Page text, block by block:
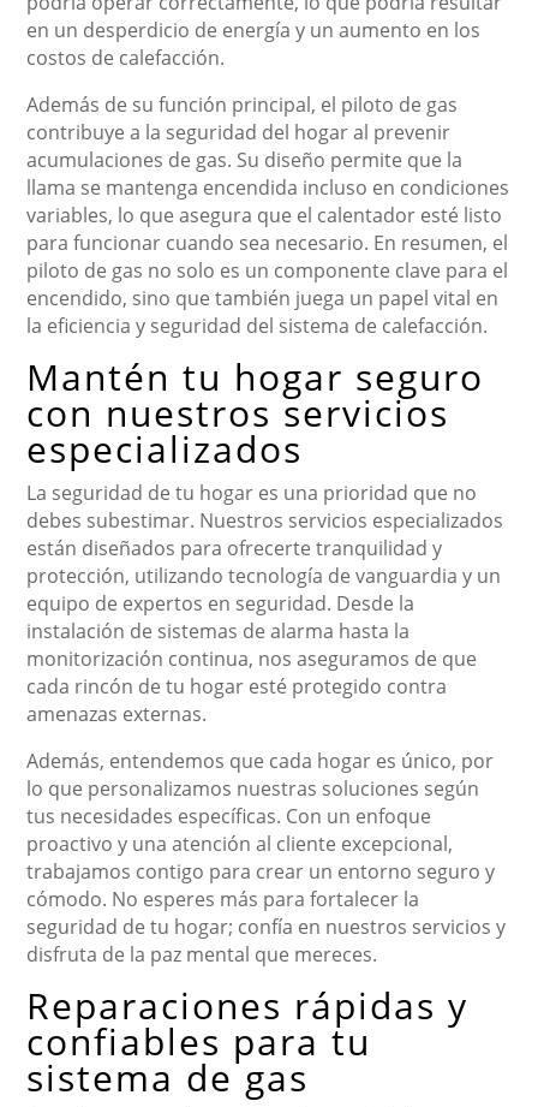
en un desperdicio de energía y un aumento en los
costos de calefacción.
Además de su función principal, el piloto de gas
contribuye a la seguridad del hogar al prevenir
acumulaciones de gas. Su diseño permite que la
llama se mantenga encendida incluso en condiciones
variables, lo que asegura que el calentador esté listo
para funcionar cuando sea necesario. En resumen, el
piloto de gas no solo es un componente clave para el
encendido, sino que también juega un papel vital en
la eficiencia y seguridad del sistema de calefacción.
Mantén tu hogar seguro
con nuestros servicios
especializados
La seguridad de tu hogar es una prioridad que no
debes subestimar. Nuestros servicios especializados
están diseñados para ofrecerte tranquilidad y
protección, utilizando tecnología de vanguardia y un
equipo de expertos en seguridad. Desde la
instalación de sistemas de alarma hasta la
monitorización continua, nos aseguramos de que
cada rincón de tu hogar esté protegido contra
amenazas externas.
Además, entendemos que cada hogar es único, por
lo que personalizamos nuestras soluciones según
tus necesidades específicas. Con un enfoque
proactivo y una atención al cliente excepcional,
trabajamos contigo para crear un entorno seguro y
cómodo. No esperes más para fortalecer la
seguridad de tu hogar; confía en nuestros servicios y
disfruta de la paz mental que mereces.
Reparaciones rápidas y
confiables para tu
sistema de gas